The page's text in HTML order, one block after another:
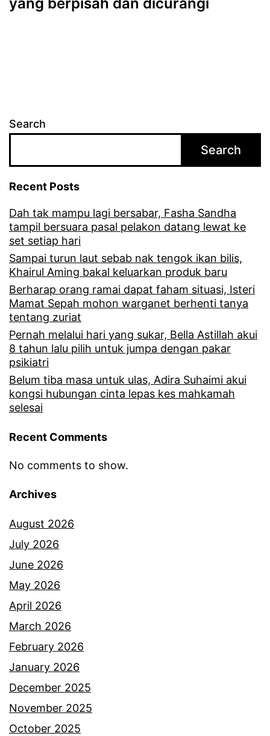
Search
Search
Recent Posts
Dah tak mampu lagi bersabar, Fasha Sandha
tampil bersuara pasal pelakon datang lewat ke
set setiap hari
Sampai turun laut sebab nak tengok ikan bilis,
Khairul Aming bakal keluarkan produk baru
Berharap orang ramai dapat faham situasi, Isteri
Mamat Sepah mohon warganet berhenti tanya
tentang zuriat
Pernah melalui hari yang sukar, Bella Astillah akui
8 tahun lalu pilih untuk jumpa dengan pakar
psikiatri
Belum tiba masa untuk ulas, Adira Suhaimi akui
kongsi hubungan cinta lepas kes mahkamah
selesai
Recent Comments
No comments to show.
Archives
August 2026
July 2026
June 2026
May 2026
April 2026
March 2026
February 2026
January 2026
December 2025
November 2025
October 2025